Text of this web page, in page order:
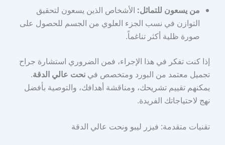
من يسعون للتماثل: الأشخاص الذين يسعون لتحقيق
التوازن في نسب الجزء العلوي من الجسم للحصول على
صورة ظلية أكثر تناغماً.
إذا كنت تفكر في هذا الإجراء، فمن الضروري استشارة جراح
تجميل معتمد من البورد ومتخصص فينحت عالي الدقة.
يمكنهم تقييم تشريحك، ومناقشة أهدافك، والتوصية بأفضل
نهج لاحتياجاتك الفريدة.
تقنيات متقدمة: فيزر ليبو ونحت عالي الدقة